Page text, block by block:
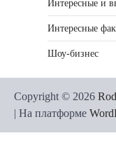
Интересные и
Интересные
Шоу-бизнес
Copyright © 2026
| На платформе